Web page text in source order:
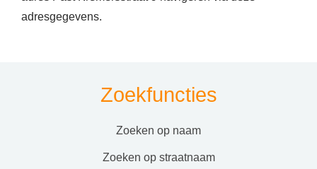
adresgegevens.
Zoekfuncties
zoeken op naam
zoeken op straatnaam